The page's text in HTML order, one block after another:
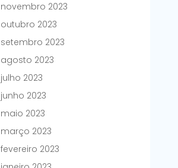
novembro 2023
outubro 2023
setembro 2023
agosto 2023
julho 2023
junho 2023
maio 2023
março 2023
fevereiro 2023